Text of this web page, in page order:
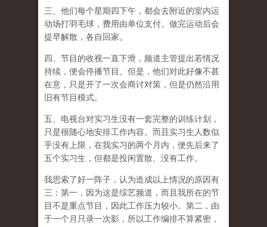
三、他们每个星期四下午，都会去附近的室内运
动场打羽毛球，费用由单位支付。做完运动后会
提早解散，各自回家。
四、节目的收视一直下滑，频道主管提出若情况
持续，便会停播节目。但是，他们对此好像不甚
在意，只是开了一次会商讨对策，但是仍然沿用
旧有节目模式。
五、电视台对实习生没有一套完整的训练计划，
只是很随心地安排工作内容。而且实习生人数似
乎没有上限，在我实习的两个月内，便先后来了
五个实习生，但都是投闲置散、没有工作。
我思索了好一阵子，认为造成以上情况的原因有
三：第一，因为这是综艺频道，而且我所在的节
目不是重点节目，因此工作压力较小。第二，由
于一个月只录一次影，所以工作编排不算紧密，